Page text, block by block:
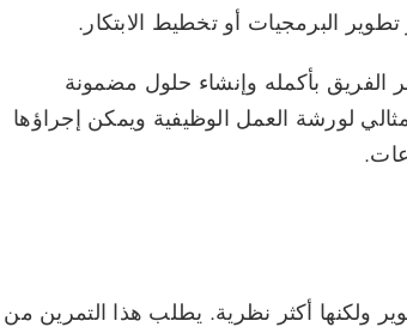
البرمجيات أو تخطيط الابتكار.
بأكمله وإنشاء حلول مضمونة
لورشة العمل الوظيفية ويمكن إجراؤها
أكثر نظرية. يطلب هذا التمرين من